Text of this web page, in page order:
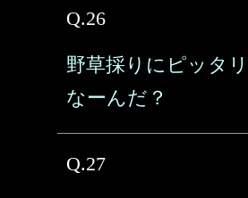
Q.26
野草採りにピッタリ
なーんだ？
Q.27